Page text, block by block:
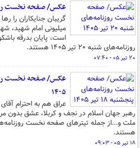
عکس/ صفحه نخست
میلیونی امام شهید،
است، پایان بدرقه
روزنامه‌های شنبه ۲۰ تیر ۱۴۰۵ هستند.
۲۰ تیر ۰۵ - ۰۷:۴۰
۱۴۰۵
عراق هم به احترام
رهبر جهان اسلام در نجف و کربلا، عشق بدون
هستند.
۱۸ تیر ۰۵ - ۰۹:۰۳